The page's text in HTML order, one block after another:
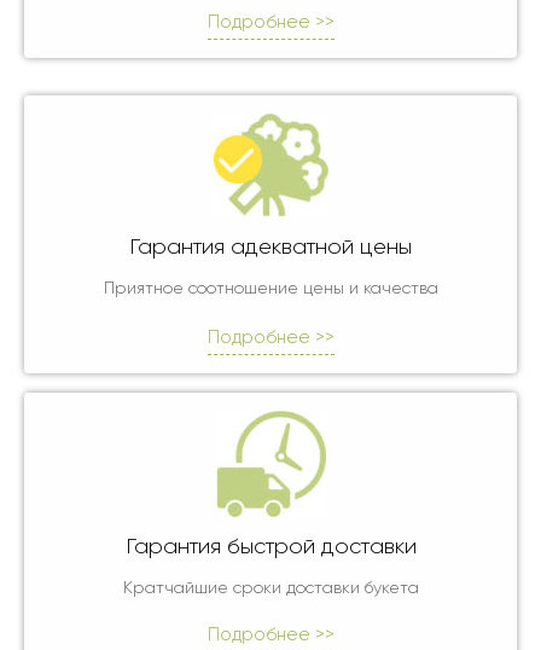
Подробнее >>
Гарантия адекватной цены
Приятное соотношение цены и качества
Подробнее >>
Гарантия быстрой доставки
Кратчайшие сроки доставки букета
Подробнее >>